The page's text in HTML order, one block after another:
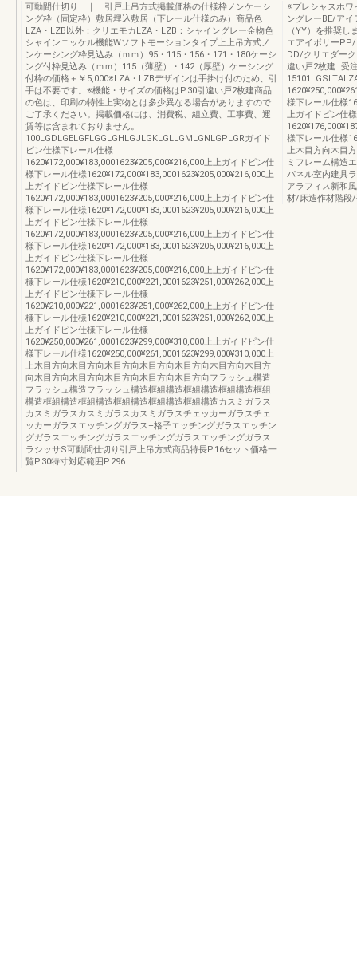
可動間仕切り ｜ 引戸上吊方式掲載価格の仕様枠ノンケーシ
ング枠（固定枠）敷居埋込敷居（下レール仕様のみ）商品色
LZA・LZB以外：クリエモカLZA・LZB：シャイングレー金物色
シャインニッケル機能Wソフトモーションタイプ上上吊方式ノ
ンケーシング枠見込み（ｍｍ）95・115・156・171・180ケーシ
ング付枠見込み（ｍｍ）115（薄壁）・142（厚壁）ケーシング
付枠の価格＋￥5,000※LZA・LZBデザインは手掛け付のため、引
手は不要です。※機能・サイズの価格はP.30引違い戸2枚建商品
の色は、印刷の特性上実物とは多少異なる場合がありますので
ご了承ください。掲載価格には、消費税、組立費、工事費、運
賃等は含まれておりません。
100LGDLGELGFLGGLGHLGJLGKLGLLGMLGNLGPLGRガイド
ピン仕様下レール仕様
1620¥172,000¥183,0001623¥205,000¥216,000上上ガイドピン仕
様下レール仕様1620¥172,000¥183,0001623¥205,000¥216,000上
上ガイドピン仕様下レール仕様
1620¥172,000¥183,0001623¥205,000¥216,000上上ガイドピン仕
様下レール仕様1620¥172,000¥183,0001623¥205,000¥216,000上
上ガイドピン仕様下レール仕様
1620¥172,000¥183,0001623¥205,000¥216,000上上ガイドピン仕
様下レール仕様1620¥172,000¥183,0001623¥205,000¥216,000上
上ガイドピン仕様下レール仕様
1620¥172,000¥183,0001623¥205,000¥216,000上上ガイドピン仕
様下レール仕様1620¥210,000¥221,0001623¥251,000¥262,000上
上ガイドピン仕様下レール仕様
1620¥210,000¥221,0001623¥251,000¥262,000上上ガイドピン仕
様下レール仕様1620¥210,000¥221,0001623¥251,000¥262,000上
上ガイドピン仕様下レール仕様
1620¥250,000¥261,0001623¥299,000¥310,000上上ガイドピン仕
様下レール仕様1620¥250,000¥261,0001623¥299,000¥310,000上
上木目方向木目方向木目方向木目方向木目方向木目方向木目方
向木目方向木目方向木目方向木目方向木目方向フラッシュ構造
フラッシュ構造フラッシュ構造框組構造框組構造框組構造框組
構造框組構造框組構造框組構造框組構造框組構造カスミガラス
カスミガラスカスミガラスカスミガラスチェッカーガラスチェ
ッカーガラスエッチングガラス+格子エッチングガラスエッチン
グガラスエッチングガラスエッチングガラスエッチングガラス
ラシッサS可動間仕切り引戸上吊方式商品特長P.16セット価格一
覧P.30特寸対応範囲P.296
※プレシャスホワ
ングレーBE/ア
（YY）を推奨
エアイボリー
DD/クリエダー
違い戸2枚建…受
様下レール仕様
上ガイドピン仕
様下レール仕様
上木目方向木目
ミフレーム構造
パネル室内建具
アラフィス新和
材/床造作材階段